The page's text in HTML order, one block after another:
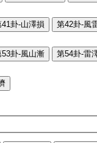
41卦-山澤損 第42卦-風
53卦-風山漸 第54卦-雷